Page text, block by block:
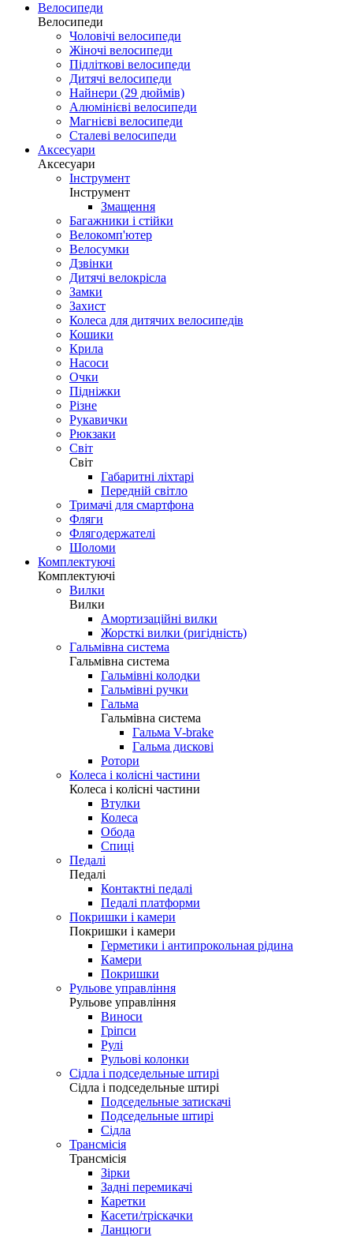
Велосипеди
Велосипеди
Чоловічі велосипеди
Жіночі велосипеди
Підліткові велосипеди
Дитячі велосипеди
Найнери (29 дюймів)
Алюмінієві велосипеди
Магнієві велосипеди
Сталеві велосипеди
Аксесуари
Аксесуари
Інструмент
Інструмент
Змащення
Багажники і стійки
Велокомп'ютер
Велосумки
Дзвінки
Дитячі велокрісла
Замки
Захист
Колеса для дитячих велосипедів
Кошики
Крила
Насоси
Очки
Підніжки
Різне
Рукавички
Рюкзаки
Світ
Світ
Габаритні ліхтарі
Передній світло
Тримачі для смартфона
Фляги
Флягодержателі
Шоломи
Комплектуючі
Комплектуючі
Вилки
Вилки
Амортизаційні вилки
Жорсткі вилки (ригідність)
Гальмівна система
Гальмівна система
Гальмівні колодки
Гальмівні ручки
Гальма
Гальмівна система
Гальма V-brake
Гальма дискові
Ротори
Колеса і колісні частини
Колеса і колісні частини
Втулки
Колеса
Обода
Спиці
Педалі
Педалі
Контактні педалі
Педалі платформи
Покришки і камери
Покришки і камери
Герметики і антипрокольная рідина
Камери
Покришки
Рульове управління
Рульове управління
Виноси
Гріпси
Рулі
Рульові колонки
Сідла і подседельные штирі
Сідла і подседельные штирі
Подседельные затискачі
Подседельные штирі
Сідла
Трансмісія
Трансмісія
Зірки
Задні перемикачі
Каретки
Касети/тріскачки
Ланцюги